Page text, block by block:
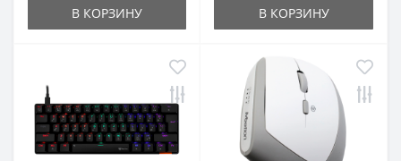
В КОРЗИНУ В КОРЗИНУ